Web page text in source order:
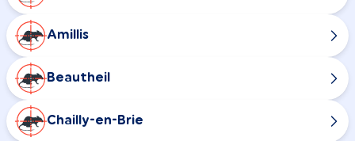
Amillis
Beautheil
Chailly-en-Brie